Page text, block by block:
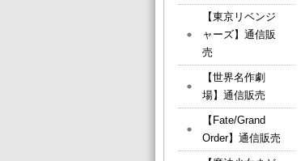
【東京リベンジ
ャーズ】通信販
売
【世界名作劇
場】通信販売
【Fate/Grand
Order】通信販売